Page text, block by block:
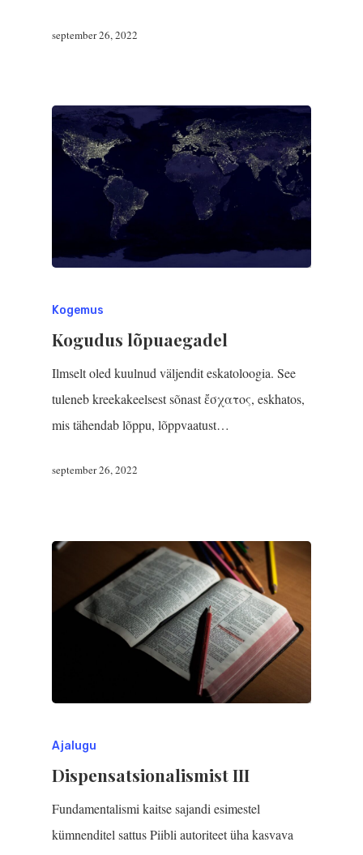
september 26, 2022
Kogemus
Kogudus lõpuaegadel
Ilmselt oled kuulnud väljendit eskatoloogia. See
tuleneb kreekakeelsest sõnast ἔσχατος, eskhatos,
mis tähendab lõppu, lõppvaatust…
september 26, 2022
Ajalugu
Dispensatsionalismist III
Fundamentalismi kaitse sajandi esimestel
kümnenditel sattus Piibli autoriteet üha kasvava